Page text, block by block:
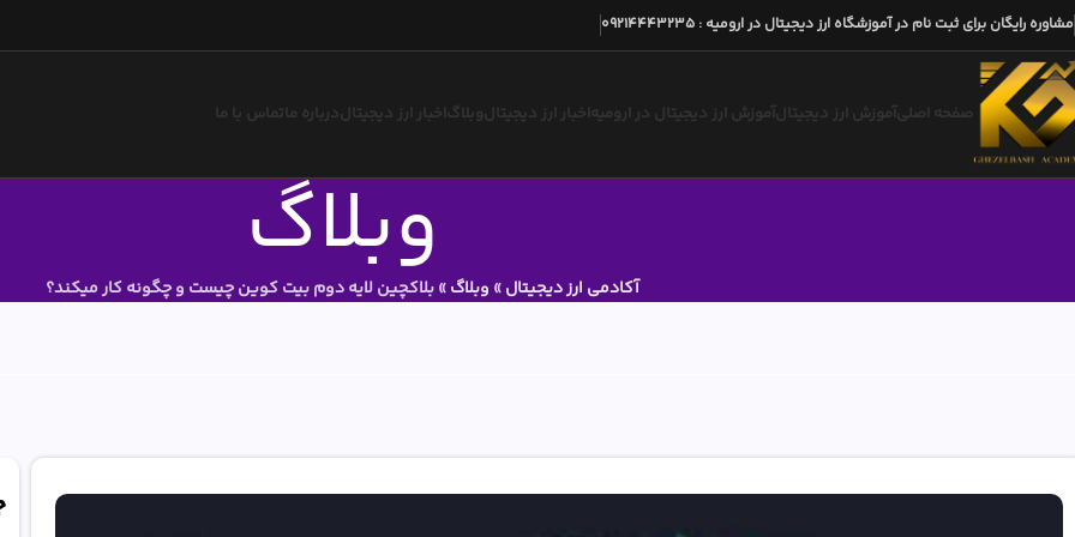
مشاوره رایگان برای ثبت نام در آموزشگاه ارز دیجیتال در ارومیه :
09214443235
صفحه اصلیآموزش ارز دیجیتالآموزش ارز دیجیتال در ارومیه اخبار ارز دیجیتالوبلاگ اخبار ارز دیجیتالدرباره ماتماس با ما
وبلاگ آکادمی ارز دیجیتال» وبلاگ»بلاکچین لایه دوم بیت کوین چیست و چگونه کار میکند؟